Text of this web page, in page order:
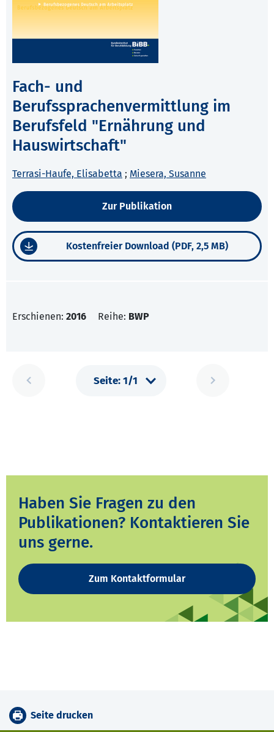
Fach- und
Berufssprachenvermittlung im
Berufsfeld "Ernährung und
Hauswirtschaft"
Terrasi-Haufe, Elisabetta ; Miesera, Susanne
Zur Publikation
Kostenfreier Download (PDF, 2,5 MB)
Erschienen: 2016 Reihe: BWP
Haben Sie Fragen zu den
Publikationen? Kontaktieren Sie
uns gerne.
Zum Kontaktformular
Seite drucken